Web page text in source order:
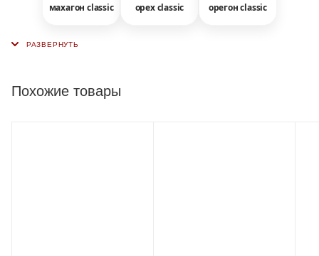
махагон classic орех classic орегон classic
Похожие товары